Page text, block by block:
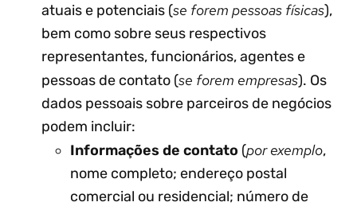
atuais e potenciais (se forem pessoas físicas),
bem como sobre seus respectivos
representantes, funcionários, agentes e
pessoas de contato (se forem empresas). Os
dados pessoais sobre parceiros de negócios
podem incluir:
Informações de contato (por exemplo,
nome completo; endereço postal
comercial ou residencial; número de